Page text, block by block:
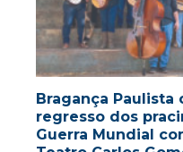
Bragança Paulista
regresso dos
Guerra Mundial